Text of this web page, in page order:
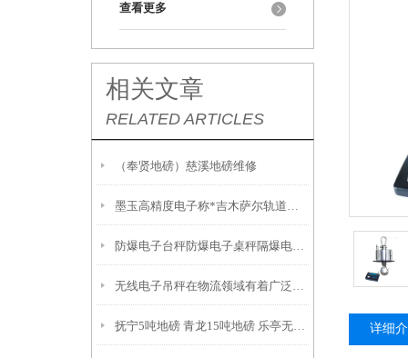
查看更多
相关文章
RELATED ARTICLES
（奉贤地磅）慈溪地磅维修
墨玉高精度电子称*吉木萨尔轨道衡*泽普200T吊秤
防爆电子台秤防爆电子桌秤隔爆电子台秤 防腐蚀电子秤维修
无线电子吊秤在物流领域有着广泛的应用优势
抚宁5吨地磅 青龙15吨地磅 乐亭无线便携式地磅 详细